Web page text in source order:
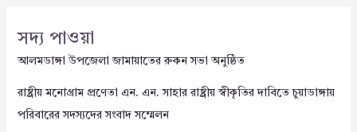
সদ্য পাওয়া
আলমডাঙ্গা উপজেলা জামায়াতের রুকন সভা অনুষ্ঠিত
রাষ্ট্রীয় মনোগ্রাম প্রণেতা এন. এন. সাহার রাষ্ট্রীয় স্বীকৃতির দাবিতে চুয়াডাঙ্গায়
পরিবারের সদস্যদের সংবাদ সম্মেলন